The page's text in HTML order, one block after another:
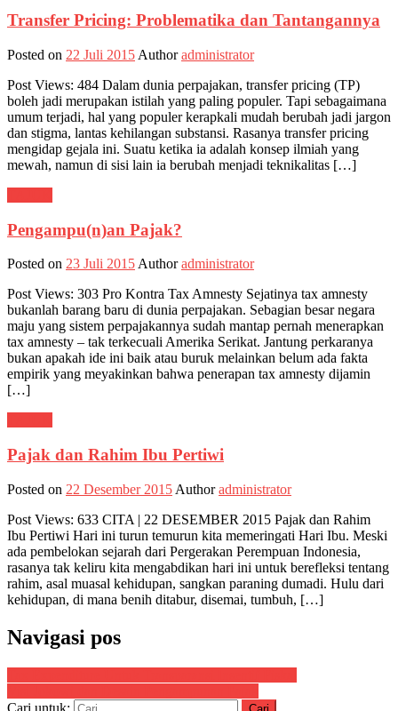
Transfer Pricing: Problematika dan Tantangannya
Posted on 22 Juli 2015 Author administrator
Post Views: 484 Dalam dunia perpajakan, transfer pricing (TP)
boleh jadi merupakan istilah yang paling populer. Tapi sebagaimana
umum terjadi, hal yang populer kerapkali mudah berubah jadi jargon
dan stigma, lantas kehilangan substansi. Rasanya transfer pricing
mengidap gejala ini. Suatu ketika ia adalah konsep ilmiah yang
mewah, namun di sisi lain ia berubah menjadi teknikalitas […]
Pengampu(n)an Pajak?
Posted on 23 Juli 2015Author administrator
Post Views: 303 Pro Kontra Tax Amnesty Sejatinya tax amnesty
bukanlah barang baru di dunia perpajakan. Sebagian besar negara
maju yang sistem perpajakannya sudah mantap pernah menerapkan
tax amnesty – tak terkecuali Amerika Serikat. Jantung perkaranya
bukan apakah ide ini baik atau buruk melainkan belum ada fakta
empirik yang meyakinkan bahwa penerapan tax amnesty dijamin
[…]
Pajak dan Rahim Ibu Pertiwi
Posted on 22 Desember 2015 Author administrator
Post Views: 633 CITA | 22 DESEMBER 2015 Pajak dan Rahim
Ibu Pertiwi Hari ini turun temurun kita memeringati Hari Ibu. Meski
ada pembelokan sejarah dari Pergerakan Perempuan Indonesia,
rasanya tak keliru kita mengabdikan hari ini untuk berefleksi tentang
rahim, asal muasal kehidupan, sangkan paraning dumadi. Hulu dari
kehidupan, di mana benih ditabur, disemai, tumbuh, […]
Navigasi pos
Cari untuk: